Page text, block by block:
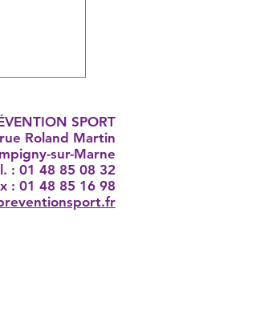
SPORT
Roland Martin
sur-Marne
: 01 48 85 08 32
: 01 48 85 16 98